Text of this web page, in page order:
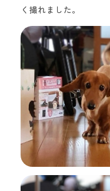
く撮れました。